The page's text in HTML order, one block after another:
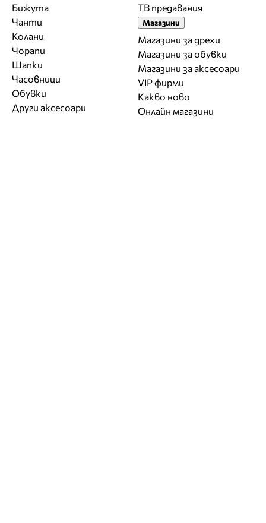
Бижута
Чанти
Колани
Чорапи
Шапки
Часовници
Обувки
Други аксесоари
ТВ предавания
Магазини
Магазини за дрехи
Магазини за обувки
Магазини за aксесоари
VIP фирми
Какво ново
Онлайн магазини